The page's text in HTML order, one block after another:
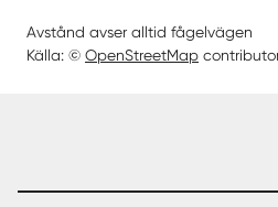
Avstånd avser alltid fågelvägen
Källa: © OpenStreetMap